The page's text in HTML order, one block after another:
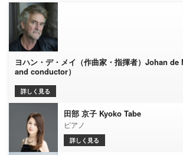
ヨハン・デ・メイ（作曲家・指揮者）Johan
and conductor）
詳しく見る
田部 京子 Kyoko Tabe
ピアノ
詳しく見る